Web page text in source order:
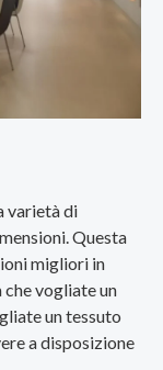
varietà di
Questa
migliori in
vogliate un
un tessuto
a disposizione